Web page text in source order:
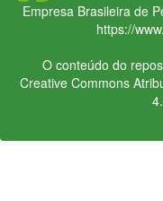
Empresa Brasileira de
https://
O conteúdo do
Creative Commons